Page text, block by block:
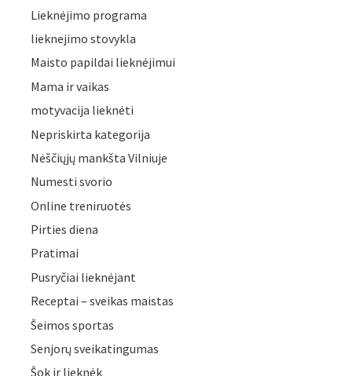
Lieknėjimo programa
lieknejimo stovykla
Maisto papildai lieknėjimui
Mama ir vaikas
motyvacija lieknėti
Nepriskirta kategorija
Nėščiųjų mankšta Vilniuje
Numesti svorio
Online treniruotės
Pirties diena
Pratimai
Pusryčiai lieknėjant
Receptai – sveikas maistas
Šeimos sportas
Senjorų sveikatingumas
Šok ir lieknėk